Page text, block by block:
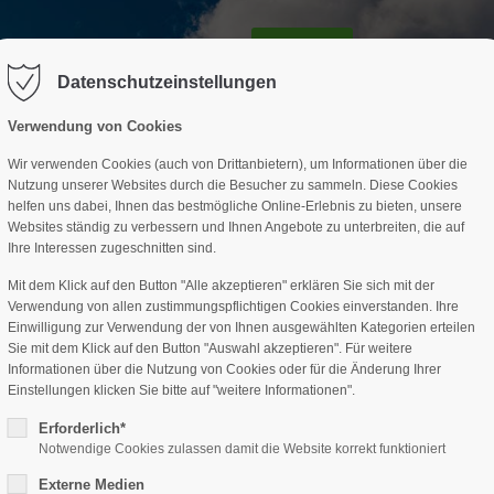
"offcanvas-col2" existiert leider
Der Eintrag "offcanvas-col3"
nicht.
Datenschutzeinstellungen
Verwendung von Cookies
Wir verwenden Cookies (auch von Drittanbietern), um Informationen über die
Nutzung unserer Websites durch die Besucher zu sammeln. Diese Cookies
helfen uns dabei, Ihnen das bestmögliche Online-Erlebnis zu bieten, unsere
Websites ständig zu verbessern und Ihnen Angebote zu unterbreiten, die auf
Ihre Interessen zugeschnitten sind.
Mit dem Klick auf den Button "Alle akzeptieren" erklären Sie sich mit der
Verwendung von allen zustimmungspflichtigen Cookies einverstanden. Ihre
Einwilligung zur Verwendung der von Ihnen ausgewählten Kategorien erteilen
Sie mit dem Klick auf den Button "Auswahl akzeptieren". Für weitere
Informationen über die Nutzung von Cookies oder für die Änderung Ihrer
Einstellungen klicken Sie bitte auf "weitere Informationen".
Erforderlich*
Notwendige Cookies zulassen damit die Website korrekt funktioniert
Externe Medien